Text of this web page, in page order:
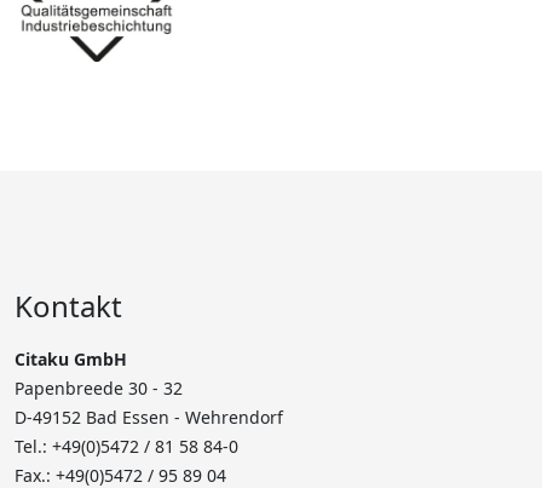
Kontakt
Citaku GmbH
Papenbreede 30 - 32
D-49152 Bad Essen - Wehrendorf
Tel.: +49(0)5472 / 81 58 84-0
Fax.: +49(0)5472 / 95 89 04